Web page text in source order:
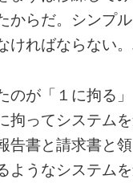
からだ。シンプ
ければならない
のが「１に拘る
拘ってシステム
告書と請求書と
ようなシステム